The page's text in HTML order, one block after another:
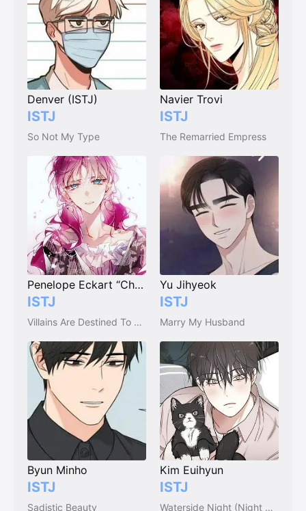
Denver (ISTJ)
ISTJ
So Not My Type
Navier Trovi
ISTJ
The Remarried Empress
Penelope Eckart “Cha Siyeon”
ISTJ
Villains Are Destined To Die (Death Is The Only Ending For The Villainess)
Yu Jihyeok
ISTJ
Marry My Husband
Byun Minho
ISTJ
Sadistic Beauty
Kim Euihyun
ISTJ
Waterside Night (Night by the sea)